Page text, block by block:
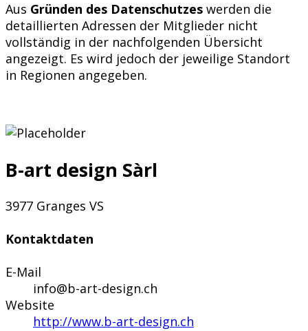
Aus Gründen des Datenschutzes werden die
detaillierten Adressen der Mitglieder nicht
vollständig in der nachfolgenden Übersicht
angezeigt. Es wird jedoch der jeweilige Standort
in Regionen angegeben.
B-art design Sàrl
3977 Granges VS
Kontaktdaten
E-Mail
info@b-art-design.ch
Website
http://www.b-art-design.ch